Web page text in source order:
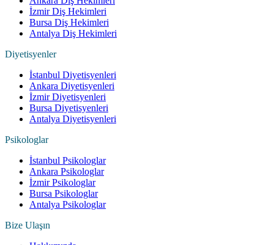
İzmir Diş Hekimleri
Bursa Diş Hekimleri
Antalya Diş Hekimleri
Diyetisyenler
İstanbul Diyetisyenleri
Ankara Diyetisyenleri
İzmir Diyetisyenleri
Bursa Diyetisyenleri
Antalya Diyetisyenleri
Psikologlar
İstanbul Psikologlar
Ankara Psikologlar
İzmir Psikologlar
Bursa Psikologlar
Antalya Psikologlar
Bize Ulaşın